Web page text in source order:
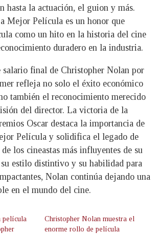
hasta la actuación, el guion y más.
Mejor Película es un honor que
como un hito en la historia del cine
duradero en la industria.
salario final de Christopher Nolan por
refleja no solo el éxito económico
también el reconocimiento merecido
del director. La victoria de la
Oscar destaca la importancia de
Película y solidifica el legado de
los cineastas más influyentes de su
estilo distintivo y su habilidad para
Nolan continúa dejando una
en el mundo del cine.
película
Christopher Nolan muestra el
enorme rollo de película